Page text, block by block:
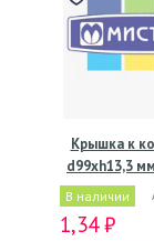
Крышка к
d99хh13,3
В наличии
1,34 ₽